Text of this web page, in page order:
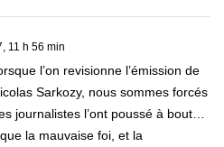
11 h 56 min
l’on revisionne l’émission de
Sarkozy, nous sommes forcés
journalistes l’ont poussé à bout…
la mauvaise foi, et la